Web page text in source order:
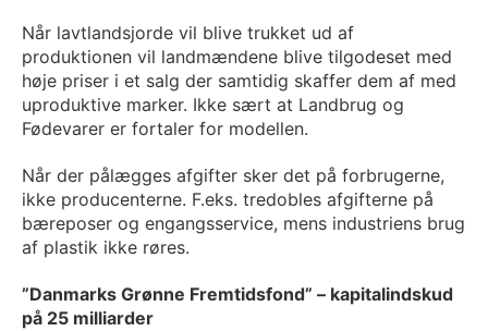
Når lavtlandsjorde vil blive trukket ud af
produktionen vil landmændene blive tilgodeset med
høje priser i et salg der samtidig skaffer dem af med
uproduktive marker. Ikke sært at Landbrug og
Fødevarer er fortaler for modellen.
Når der pålægges afgifter sker det på forbrugerne,
ikke producenterne. F.eks. tredobles afgifterne på
bæreposer og engangsservice, mens industriens brug
af plastik ikke røres.
”Danmarks Grønne Fremtidsfond” – kapitalindskud
på 25 milliarder